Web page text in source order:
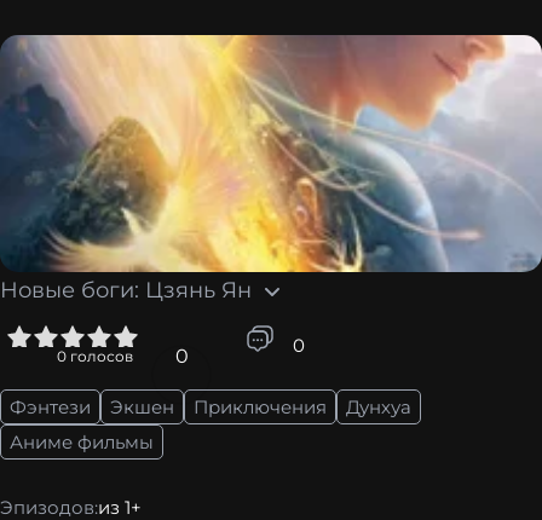
Новые боги: Цзянь Ян
0 голосов 0 0
Фэнтези Экшен Приключения
Дунхуа
Аниме фильмы
Эпизодов:из 1+